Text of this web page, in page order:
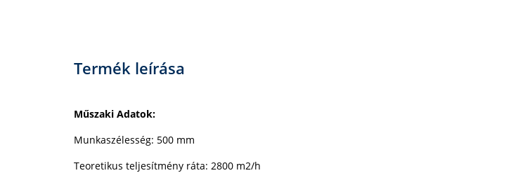
Termék leírása
Műszaki Adatok:
Munkaszélesség: 500 mm
Teoretikus teljesítmény ráta: 2800 m2/h